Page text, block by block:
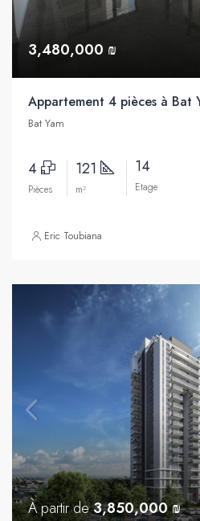
3,480,000 ₪
Appartement 4 pièces à Bat
Bat Yam
4
Pièces
121
m²
14
Etage
Eric Toubiana
À partir de3,850,000 ₪